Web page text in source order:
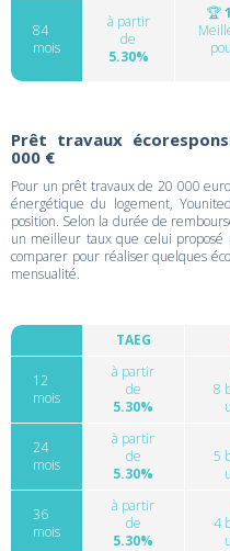
84
mois
à partir
de
5.30%
🏆1
Prêt travaux
000 €
Pour un prêt travaux de 20 000
énergétique du logement,
position. Selon la durée de
un meilleur taux que celui proposé
comparer pour réaliser quelques
mensualité.
TAEG
12
mois
à partir
de
5.30%
8
24
mois
à partir
de
5.30%
5
36
mois
à partir
de
5.30%
4